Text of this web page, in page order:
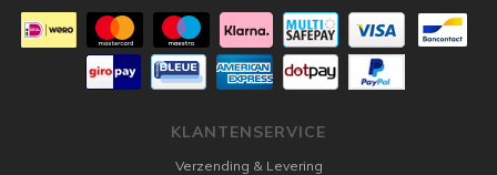
KLANTENSERVICE
Verzending & Levering